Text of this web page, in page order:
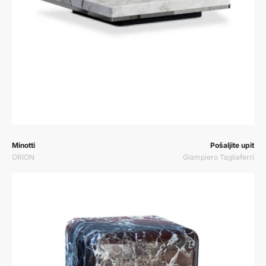
Prodavač:
Minotti
ORION
Prodavač:Pošaljite upit
Giampiero Tagliaferri